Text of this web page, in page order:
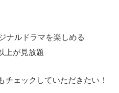
ナルドラマを楽しめる
上が見放題
チェックしていただきたい！